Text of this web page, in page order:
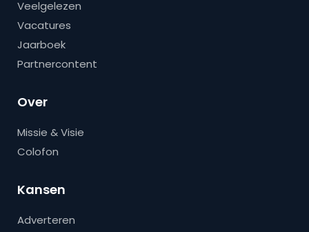
Veelgelezen
Vacatures
Jaarboek
Partnercontent
Over
Missie & Visie
Colofon
Kansen
Adverteren